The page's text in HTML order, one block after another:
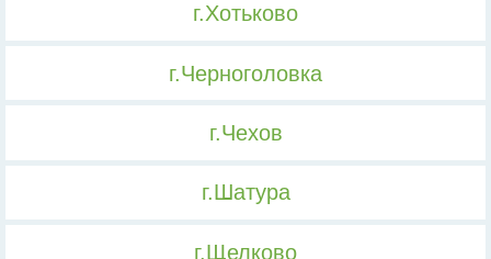
г.Хотьково
г.Черноголовка
г.Чехов
г.Шатура
г.Щелково